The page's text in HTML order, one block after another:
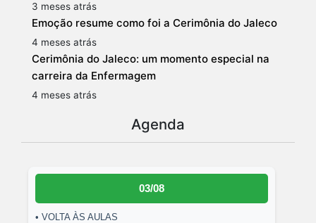
3 meses atrás
Emoção resume como foi a Cerimônia do Jaleco
4 meses atrás
Cerimônia do Jaleco: um momento especial na
carreira da Enfermagem
4 meses atrás
Agenda
03/08
• VOLTA ÀS AULAS